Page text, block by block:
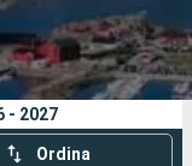
- 2027
Ordina